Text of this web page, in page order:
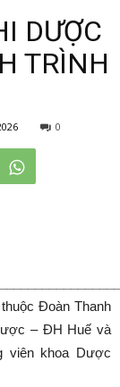
DƯỢC
TRÌNH
0
Đoàn Thanh
– ĐH Huế và
viên khoa Dược